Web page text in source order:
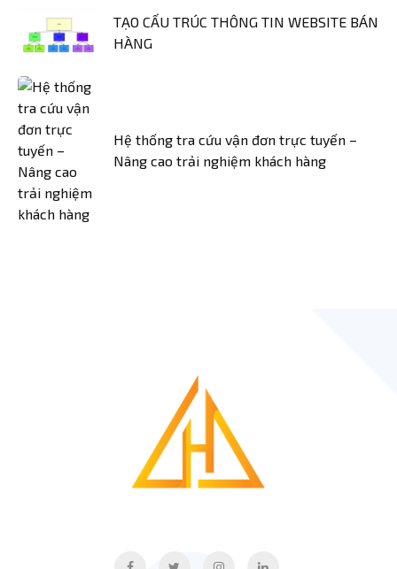
TẠO CẤU TRÚC THÔNG TIN WEBSITE BÁN
HÀNG
Hệ thống tra cứu vận đơn trực tuyến –
Nâng cao trải nghiệm khách hàng